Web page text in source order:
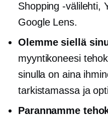
Shopping -välilehti,
Google Lens.
Olemme siellä
myyntikoneesi
sinulla on aina
tarkistamassa ja
Parannamme